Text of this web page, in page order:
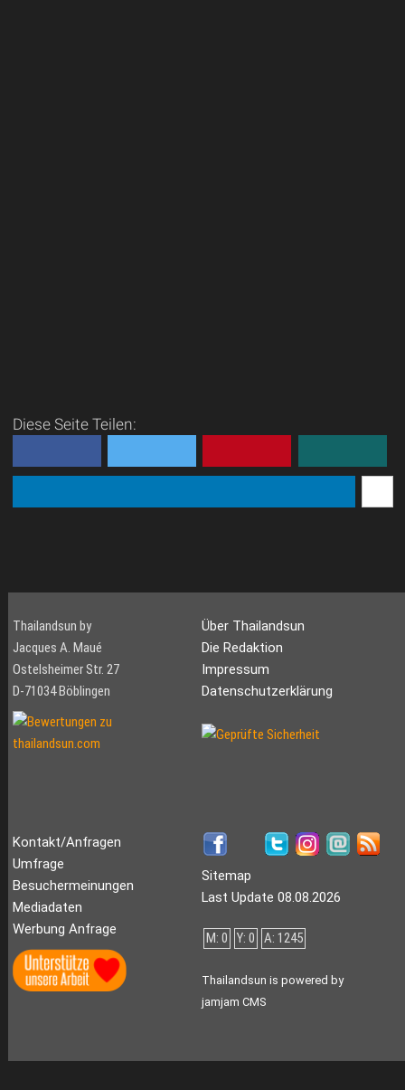
Diese Seite Teilen:
Thailandsun by
Jacques A. Maué
Ostelsheimer Str. 27
D-71034 Böblingen
Über Thailandsun
Die Redaktion
Impressum
Datenschutzerklärung
Kontakt/Anfragen
Umfrage
Besuchermeinungen
Mediadaten
Werbung Anfrage
Sitemap
Last Update 08.08.2026
M: 0 Y: 0 A: 1245
Thailandsun is powered by
jamjam CMS